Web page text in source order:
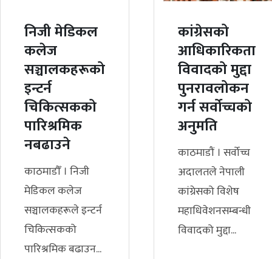
निजी मेडिकल
कलेज
सञ्चालकहरूको
इन्टर्न
चिकित्सकको
पारिश्रमिक
नबढाउने
काठमाडौँ । निजी
मेडिकल कलेज
सञ्चालकहरूले इन्टर्न
चिकित्सकको
पारिश्रमिक बढाउन...
कांग्रेसको
आधिकारिकता
विवादको मुद्दा
पुनरावलोकन
गर्न सर्वोच्चको
अनुमति
काठमाडौं । सर्वोच्च
अदालतले नेपाली
कांग्रेसको विशेष
महाधिवेशनसम्बन्धी
विवादको मुद्दा...